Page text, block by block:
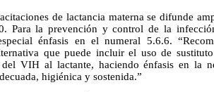
de lactancia materna se difunde
Para la prevención y control de la
énfasis en el numeral 5.6.6.
que puede incluir el uso de
VIH al lactante, haciendo énfasis en la
higiénica y sostenida.”